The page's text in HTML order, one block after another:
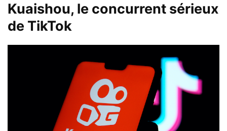
Kuaishou, le concurrent sérieux
de TikTok